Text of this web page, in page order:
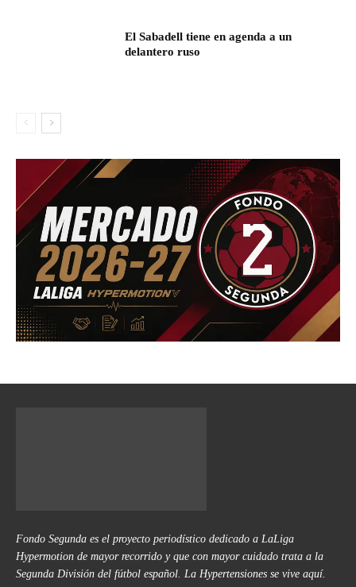
El Sabadell tiene en agenda a un
delantero ruso
Fondo Segunda es el proyecto periodístico dedicado a LaLiga
Hypermotion de mayor recorrido y que con mayor cuidado trata a la
Segunda División del fútbol español. La Hypertensiones se vive aquí.